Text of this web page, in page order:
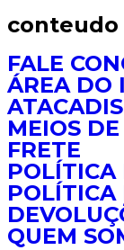
conteudo
FALE
ÁREA DO
MEIOS
FRETE
POLÍTICA
POLÍTICA
QUEM